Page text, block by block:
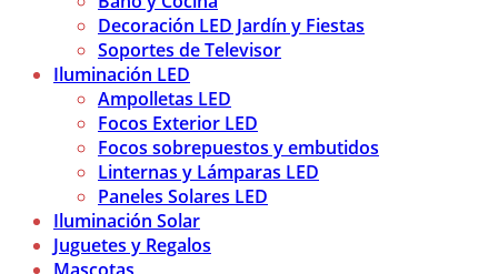
Decoración LED Jardín y Fiestas
Soportes de Televisor
Iluminación LED
Ampolletas LED
Focos Exterior LED
Focos sobrepuestos y embutidos
Linternas y Lámparas LED
Paneles Solares LED
Iluminación Solar
Juguetes y Regalos